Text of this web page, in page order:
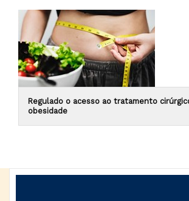
Regulado o acesso ao tratamento
obesidade